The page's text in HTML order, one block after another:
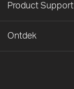
Product Support
Ontdek